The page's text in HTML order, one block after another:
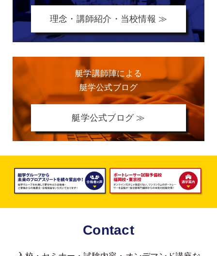
理念・講師紹介・当校情報 ≫
艇学講師陣による
艇学公式ブログ
艇学公式ブログ ≫
Contact